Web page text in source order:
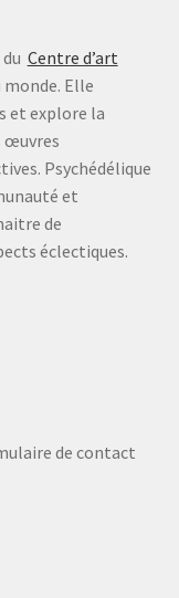
Centre d’art
monde. Elle
et explore la
œuvres
Psychédélique
et
de
éclectiques.
de contact